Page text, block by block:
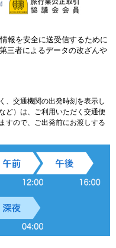
報を安全に送受信するために
三者によるデータの改ざんや
、交通機関の出発時刻を表示し
ど）は、ご利用いただく交通便
すので、ご出発前にお渡しする